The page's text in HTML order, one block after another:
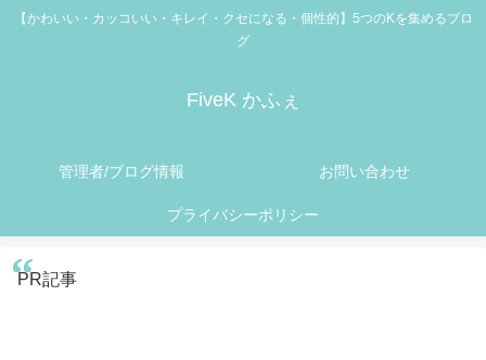
【かわいい・カッコいい・キレイ・クセになる・個性的】5つのKを集めるブロ
グ
FiveK かふぇ
管理者/ブログ情報 お問い合わせ
プライバシーポリシー
PR記事